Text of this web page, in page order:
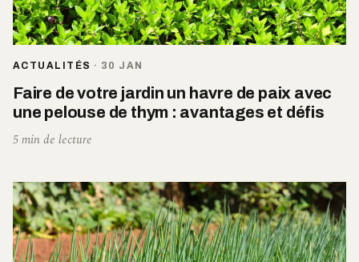
ACTUALITÉS · 30 JAN
Faire de votre jardin un havre de paix avec
une pelouse de thym : avantages et défis
5 min de lecture